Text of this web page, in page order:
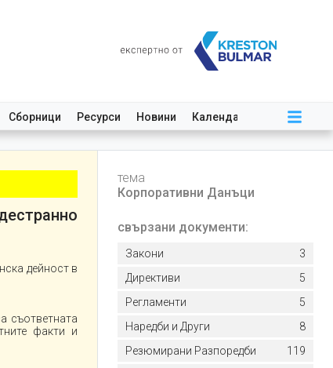
Сборници Ресурси Новини Календар
дейност в
съответната
факти и
тема
Корпоративни Данъци
свързани документи:
Закони
3
Директиви
5
Регламенти
5
Наредби и Други
8
Резюмирани Разпоредби
119